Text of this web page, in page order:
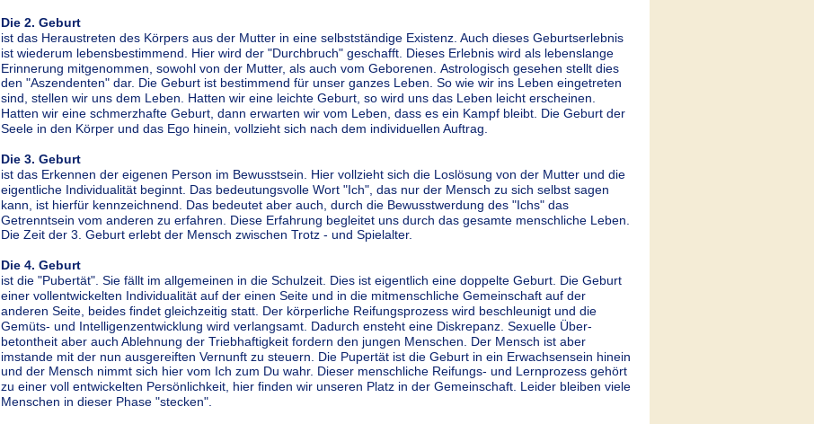
Die 2. Geburt
ist das Heraustreten des Körpers aus der Mutter in eine selbstständige Existenz. Auch dieses Geburtserlebnis
ist wiederum lebensbestimmend. Hier wird der "Durchbruch" geschafft. Dieses Erlebnis wird als lebenslange
Erinnerung mitgenommen, sowohl von der Mutter, als auch vom Geborenen. Astrologisch gesehen stellt dies
den "Aszendenten" dar. Die Geburt ist bestimmend für unser ganzes Leben. So wie wir ins Leben eingetreten
sind, stellen wir uns dem Leben. Hatten wir eine leichte Geburt, so wird uns das Leben leicht erscheinen.
Hatten wir eine schmerzhafte Geburt, dann erwarten wir vom Leben, dass es ein Kampf bleibt. Die Geburt der
Seele in den Körper und das Ego hinein, vollzieht sich nach dem individuellen Auftrag.
Die 3. Geburt
ist das Erkennen der eigenen Person im Bewusstsein. Hier vollzieht sich die Loslösung von der Mutter und die
eigentliche Individualität beginnt. Das bedeutungsvolle Wort "Ich", das nur der Mensch zu sich selbst sagen
kann, ist hierfür kennzeichnend. Das bedeutet aber auch, durch die Bewusstwerdung des "Ichs" das
Getrenntsein vom anderen zu erfahren. Diese Erfahrung begleitet uns durch das gesamte menschliche Leben.
Die Zeit der 3. Geburt erlebt der Mensch zwischen Trotz - und Spielalter.
Die 4. Geburt
ist die "Pubertät". Sie fällt im allgemeinen in die Schulzeit. Dies ist eigentlich eine doppelte Geburt. Die Geburt
einer vollentwickelten Individualität auf der einen Seite und in die mitmenschliche Gemeinschaft auf der
anderen Seite, beides findet gleichzeitig statt. Der körperliche Reifungsprozess wird beschleunigt und die
Gemüts- und Intelligenzentwicklung wird verlangsamt. Dadurch ensteht eine Diskrepanz. Sexuelle Über-
betontheit aber auch Ablehnung der Triebhaftigkeit fordern den jungen Menschen. Der Mensch ist aber
imstande mit der nun ausgereiften Vernunft zu steuern. Die Pupertät ist die Geburt in ein Erwachsensein hinein
und der Mensch nimmt sich hier vom Ich zum Du wahr. Dieser menschliche Reifungs- und Lernprozess gehört
zu einer voll entwickelten Persönlichkeit, hier finden wir unseren Platz in der Gemeinschaft. Leider bleiben viele
Menschen in dieser Phase "stecken".